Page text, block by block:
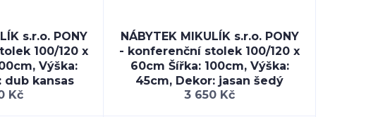
s.r.o. PONY
100/120 x
Výška:
dub kansas
Kč
NÁBYTEK MIKULÍK s.r.o. PONY
- konferenční stolek 100/120 x
60cm Šířka: 100cm, Výška:
45cm, Dekor: jasan šedý
3 650 Kč